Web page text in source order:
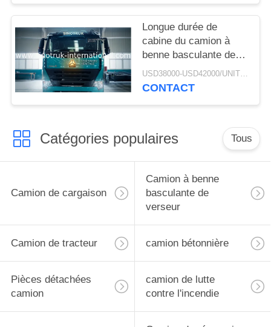
Longue durée de
cabine du camion à
benne basculante de
verseur d'exploitation
de RHD SINOTRUK
USD38000-USD42000/UNIT)negotiation MOQ:1 UNITÉ
CONTACT
Catégories populaires Tous
Camion de cargaison
Camion à benne
basculante de
verseur
Camion de tracteur camion bétonnière
Pièces détachées
camion
camion de lutte
contre l'incendie